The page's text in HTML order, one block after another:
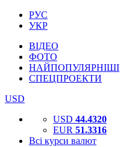
РУС
УКР
ВІДЕО
ФОТО
НАЙПОПУЛЯРНІШІ
СПЕЦПРОЕКТИ
USD
USD 44.4320
EUR 51.3316
Всі курси валют